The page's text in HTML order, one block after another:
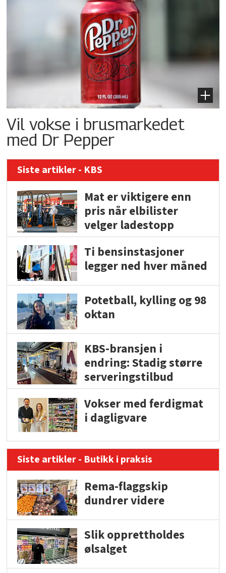
Vil vokse i brusmarkedet
med Dr Pepper
Siste artikler - KBS
Mat er viktigere enn
pris når elbilister
velger ladestopp
Ti bensinstasjoner
legger ned hver måned
Potetball, kylling og 98
oktan
KBS-bransjen i
endring: Stadig større
serveringstilbud
Vokser med ferdigmat
i dagligvare
Siste artikler - Butikk i praksis
Rema-flaggskip
dundrer videre
Slik opprettholdes
ølsalget